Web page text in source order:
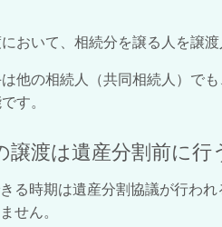
おいて、相続分を譲る人を譲
他の相続人（共同相続人）で
す。
譲渡は遺産分割前に行
る時期は遺産分割協議が行わ
せん。